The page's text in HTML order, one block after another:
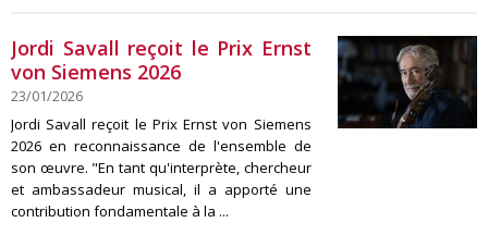
Jordi Savall reçoit le Prix Ernst
von Siemens 2026
23/01/2026
Jordi Savall reçoit le Prix Ernst von Siemens
2026 en reconnaissance de l'ensemble de
son œuvre. "En tant qu'interprète, chercheur
et ambassadeur musical, il a apporté une
contribution fondamentale à la ...